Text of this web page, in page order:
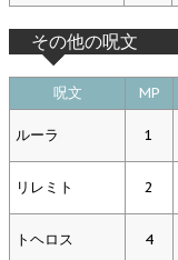
その他の呪文
呪文 MP
ルーラ 1
リレミト 2
トヘロス 4